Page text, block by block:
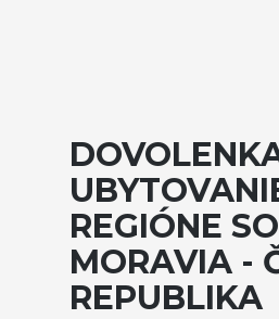
REGIÓNE
MORAVIA -
REPUBLIKA